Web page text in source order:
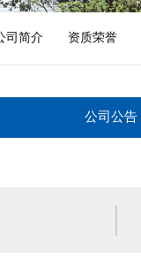
司简介 资质荣誉
公司公告